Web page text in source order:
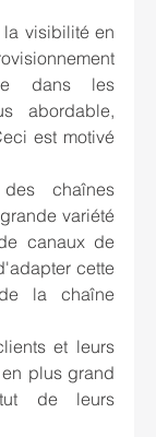
visibilité en
dans les
abordable,
est motivé
variété
canaux de
cette
la chaîne
plus grand
de leurs